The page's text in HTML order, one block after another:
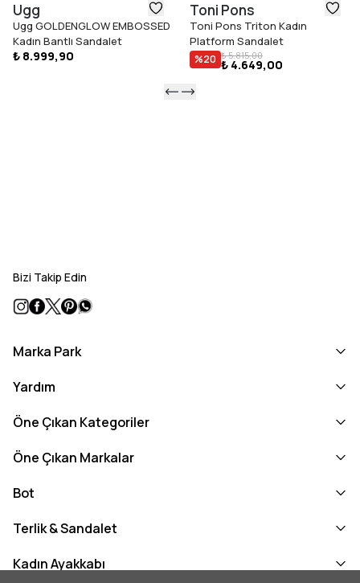
Ugg
Ugg GOLDENGLOW EMBOSSED
Kadın Bantlı Sandalet
₺ 8.999,90
Toni Pons
Toni Pons Triton Kadın
Platform Sandalet
%20 ₺ 5.815,00
₺ 4.649,00
Bizi Takip Edin
Marka Park
Yardım
Öne Çıkan Kategoriler
Öne Çıkan Markalar
Bot
Terlik & Sandalet
Kadın Ayakkabı